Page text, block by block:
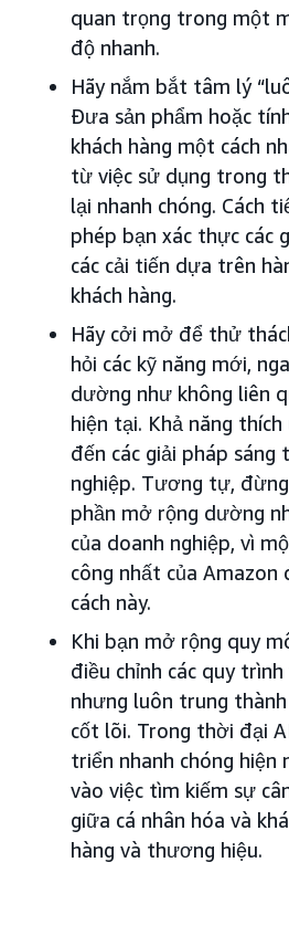
quan trọng trong một
độ nhanh.
Hãy nắm bắt tâm lý
Đưa sản phẩm hoặc
khách hàng một cách
từ việc sử dụng trong
lại nhanh chóng. Cách
phép bạn xác thực các
các cải tiến dựa trên
khách hàng.
Hãy cởi mở để thử
hỏi các kỹ năng mới,
dường như không liên
hiện tại. Khả năng
đến các giải pháp
nghiệp. Tương tự,
phần mở rộng dường
của doanh nghiệp, vì
công nhất của
cách này.
Khi bạn mở rộng quy
điều chỉnh các quy trình
nhưng luôn trung
cốt lõi. Trong thời đại
triển nhanh chóng hiện
vào việc tìm kiếm sự
giữa cá nhân hóa và
hàng và thương hiệu.